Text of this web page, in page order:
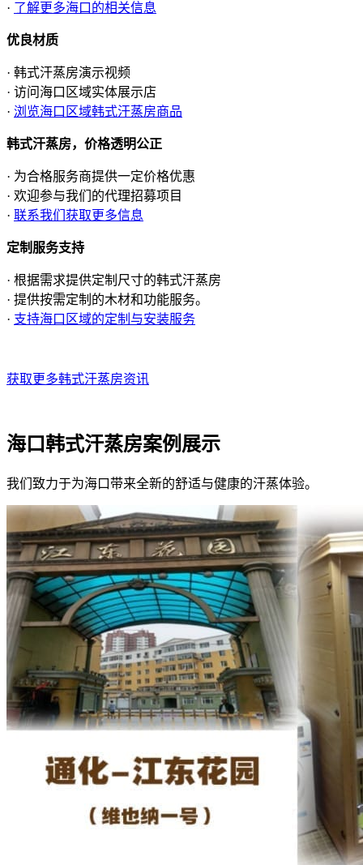
· 了解更多海口的相关信息
优良材质
· 韩式汗蒸房演示视频
· 访问海口区域实体展示店
· 浏览海口区域韩式汗蒸房商品
韩式汗蒸房，价格透明公正
· 为合格服务商提供一定价格优惠
· 欢迎参与我们的代理招募项目
· 联系我们获取更多信息
定制服务支持
· 根据需求提供定制尺寸的韩式汗蒸房
· 提供按需定制的木材和功能服务。
· 支持海口区域的定制与安装服务
获取更多韩式汗蒸房资讯
海口韩式汗蒸房案例展示
我们致力于为海口带来全新的舒适与健康的汗蒸体验。